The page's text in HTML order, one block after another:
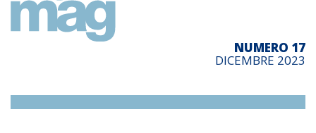
NUMERO 17
DICEMBRE 2023